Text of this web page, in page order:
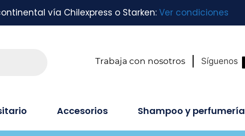
vía Chilexpress o Starken: Ver condiciones
Trabaja con nosotros Síguenos
Accesorios Shampoo y perfumería